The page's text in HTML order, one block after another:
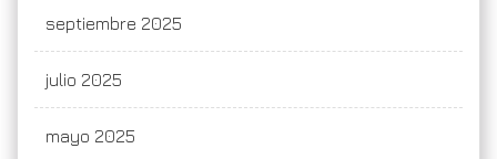
septiembre 2025
julio 2025
mayo 2025